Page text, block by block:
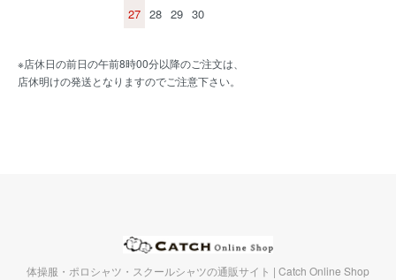
27 28 29 30
※店休日の前日の午前8時00分以降のご注文は、
店休明けの発送となりますのでご注意下さい。
体操服・ポロシャツ・スクールシャツの通販サイト | Catch Online Shop